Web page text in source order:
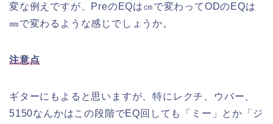
変な例えですが、PreのEQは㎝で変わってODのEQは
㎜で変わるような感じでしょうか。
注意点
ギターにもよると思いますが、特にレクチ、ウバー、
5150なんかはこの段階でEQ回しても「ミー」とか「ジ